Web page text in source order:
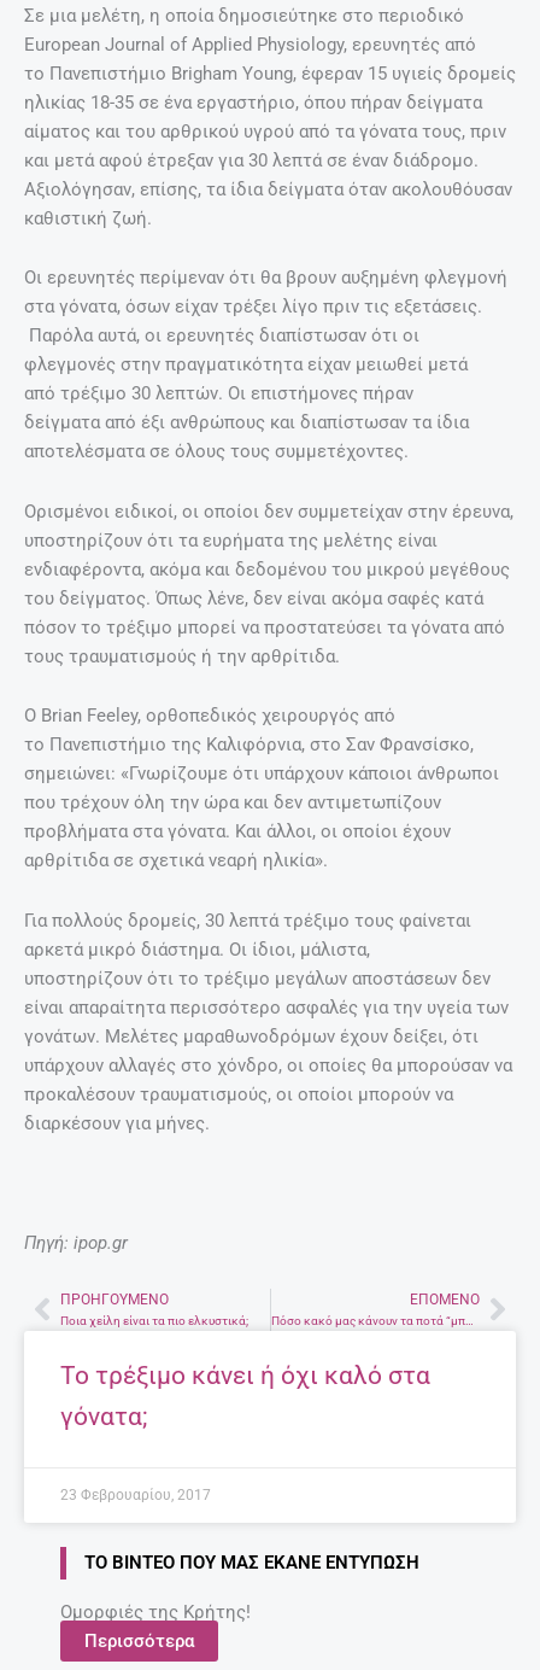
Σε μια μελέτη, η οποία δημοσιεύτηκε στο περιοδικό
European Journal of Applied Physiology, ερευνητές από
το Πανεπιστήμιο Brigham Young, έφεραν 15 υγιείς δρομείς
ηλικίας 18-35 σε ένα εργαστήριο, όπου πήραν δείγματα
αίματος και του αρθρικού υγρού από τα γόνατα τους, πριν
και μετά αφού έτρεξαν για 30 λεπτά σε έναν διάδρομο.
Αξιολόγησαν, επίσης, τα ίδια δείγματα όταν ακολουθόυσαν
καθιστική ζωή.
Οι ερευνητές περίμεναν ότι θα βρουν αυξημένη φλεγμονή
στα γόνατα, όσων είχαν τρέξει λίγο πριν τις εξετάσεις.
Παρόλα αυτά, οι ερευνητές διαπίστωσαν ότι οι
φλεγμονές στην πραγματικότητα είχαν μειωθεί μετά
από τρέξιμο 30 λεπτών. Οι επιστήμονες πήραν
δείγματα από έξι ανθρώπους και διαπίστωσαν τα ίδια
αποτελέσματα σε όλους τους συμμετέχοντες.
Ορισμένοι ειδικοί, οι οποίοι δεν συμμετείχαν στην έρευνα,
υποστηρίζουν ότι τα ευρήματα της μελέτης είναι
ενδιαφέροντα, ακόμα και δεδομένου του μικρού μεγέθους
του δείγματος. Όπως λένε, δεν είναι ακόμα σαφές κατά
πόσον το τρέξιμο μπορεί να προστατεύσει τα γόνατα από
τους τραυματισμούς ή την αρθρίτιδα.
Ο Brian Feeley, ορθοπεδικός χειρουργός από
το Πανεπιστήμιο της Καλιφόρνια, στο Σαν Φρανσίσκο,
σημειώνει: «Γνωρίζουμε ότι υπάρχουν κάποιοι άνθρωποι
που τρέχουν όλη την ώρα και δεν αντιμετωπίζουν
προβλήματα στα γόνατα. Και άλλοι, οι οποίοι έχουν
αρθρίτιδα σε σχετικά νεαρή ηλικία».
Για πολλούς δρομείς, 30 λεπτά τρέξιμο τους φαίνεται
αρκετά μικρό διάστημα. Οι ίδιοι, μάλιστα,
υποστηρίζουν ότι το τρέξιμο μεγάλων αποστάσεων δεν
είναι απαραίτητα περισσότερο ασφαλές για την υγεία των
γονάτων. Μελέτες μαραθωνοδρόμων έχουν δείξει, ότι
υπάρχουν αλλαγές στο χόνδρο, οι οποίες θα μπορούσαν να
προκαλέσουν τραυματισμούς, οι οποίοι μπορούν να
διαρκέσουν για μήνες.
Πηγή: ipop.gr
Prev
ΠΡΟΗΓΟΎΜΕΝΟ
Ποια χείλη είναι τα πιο ελκυστικά;
ΕΠΌΜΕΝΟ
Πόσο κακό μας κάνουν τα ποτά “μπόμπες”;
Το τρέξιμο κάνει ή όχι καλό στα
γόνατα;
23 Φεβρουαρίου, 2017
ΤΟ ΒΊΝΤΕΟ ΠΟΥ ΜΑΣ ΈΚΑΝΕ ΕΝΤΎΠΩΣΗ
Ομορφιές της Κρήτης!
Περισσότερα